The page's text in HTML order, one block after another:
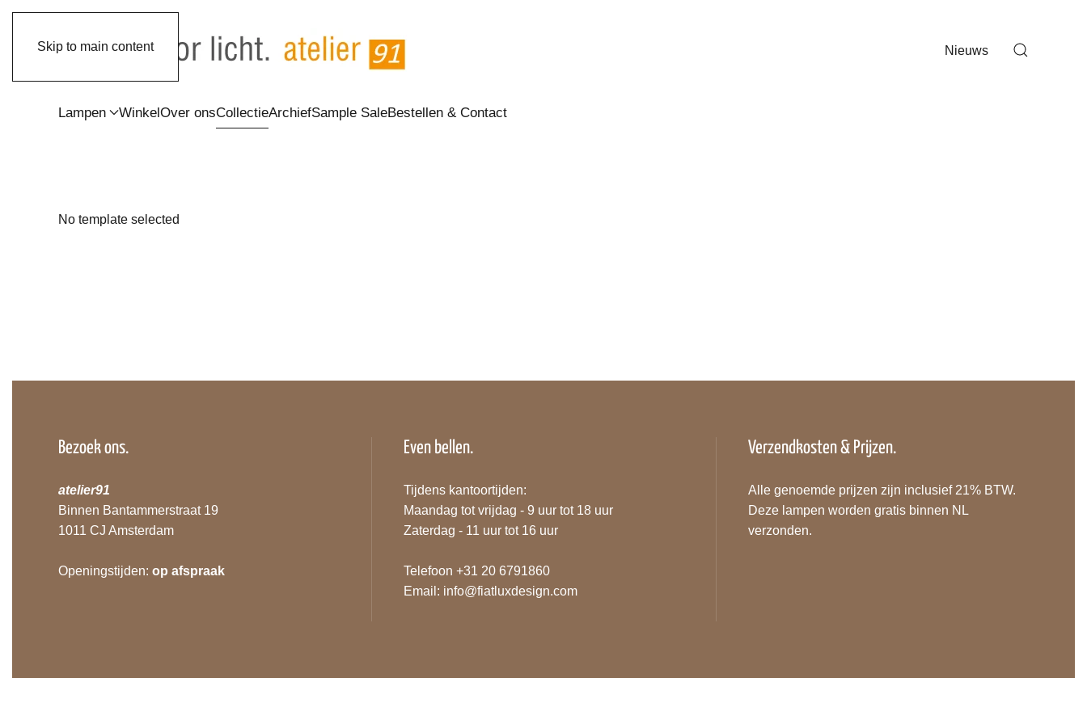
Skip to main content Nieuws
Lampen WinkelOver onsCollectieArchiefSample SaleBestellen & Contact
No template selected
Bezoek ons.
atelier91
Binnen Bantammerstraat 19
1011 CJ Amsterdam
Openingstijden:op afspraak
Even bellen.
Tijdens kantoortijden:
Maandag tot vrijdag - 9 uur tot 18 uur
Zaterdag - 11 uur tot 16 uur
Telefoon +31 20 6791860
Email: info@fiatluxdesign.com
Verzendkosten & Prijzen.
Alle genoemde prijzen zijn inclusief 21% BTW.
Deze lampen worden gratis binnen NL
verzonden.